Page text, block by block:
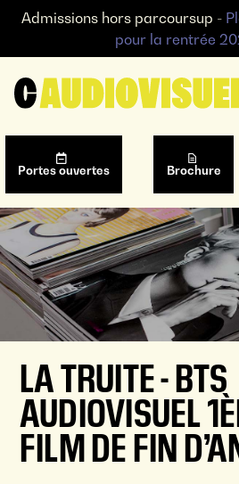
LA TRUITE - BTS
AUDIOVISUEL
FILM DE FIN
Admissions hors parcoursup -
pour la rentrée
Portes ouvertes Brochure